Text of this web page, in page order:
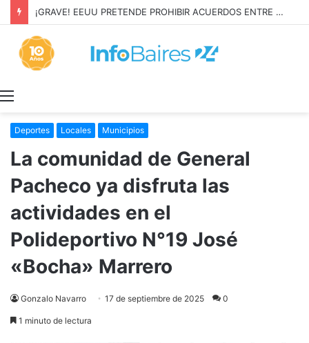
¡GRAVE! EEUU PRETENDE PROHIBIR ACUERDOS ENTRE CHINA Y UNA COOPERATIVA EN NEUQUÉN
Deportes Locales Municipios
La comunidad de General
Pacheco ya disfruta las
actividades en el
Polideportivo N°19 José
«Bocha» Marrero
Gonzalo Navarro 17 de septiembre de 2025 0
1 minuto de lectura